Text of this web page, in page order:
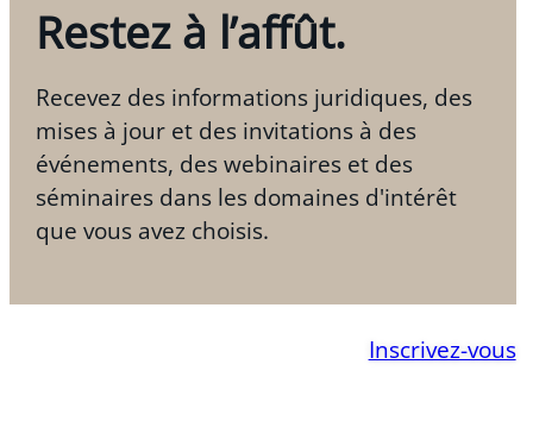
Restez à l’affût.
Recevez des informations juridiques, des
mises à jour et des invitations à des
événements, des webinaires et des
séminaires dans les domaines d'intérêt
que vous avez choisis.
Inscrivez-vous